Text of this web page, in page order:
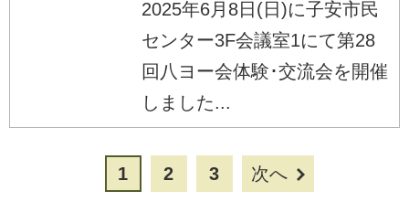
2025年6月8日(日)に子安市民
センター3F会議室1にて第28
回八ヨー会体験･交流会を開催
しました...
1 2 3 次へ